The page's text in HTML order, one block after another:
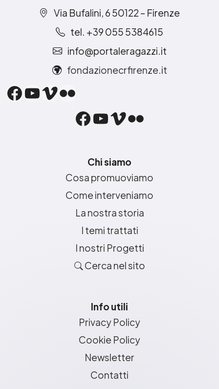
Via Bufalini, 6 50122 – Firenze
tel. +39 055 5384615
info@portaleragazzi.it
fondazionecrfirenze.it
Facebook
YouTube
Vimeo
Flickr
Facebook
YouTube
Vimeo
Flickr
Chi siamo
Cosa promuoviamo
Come interveniamo
La nostra storia
I temi trattati
I nostri Progetti
Cerca nel sito
Info utili
Privacy Policy
Cookie Policy
Newsletter
Contatti